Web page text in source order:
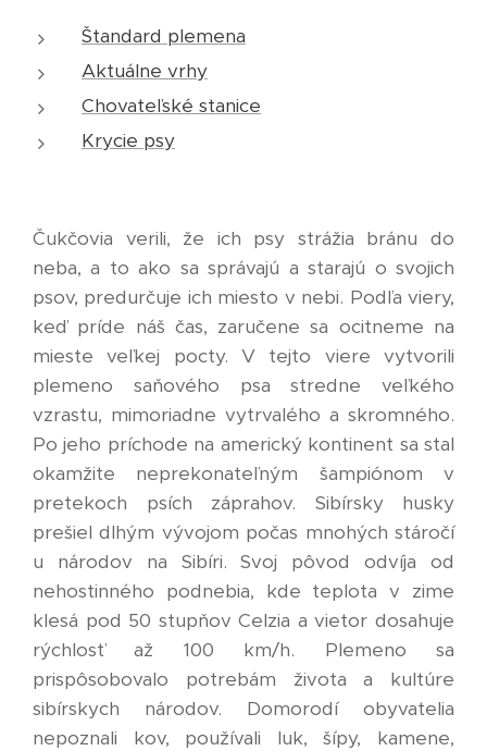
Štandard plemena
Aktuálne vrhy
Chovateľské stanice
Krycie psy
Čukčovia verili, že ich psy strážia bránu do
neba, a to ako sa správajú a starajú o svojich
psov, predurčuje ich miesto v nebi. Podľa viery,
keď príde náš čas, zaručene sa ocitneme na
mieste veľkej pocty. V tejto viere vytvorili
plemeno saňového psa stredne veľkého
vzrastu, mimoriadne vytrvalého a skromného.
Po jeho príchode na americký kontinent sa stal
okamžite neprekonateľným šampiónom v
pretekoch psích záprahov. Sibírsky husky
prešiel dlhým vývojom počas mnohých stáročí
u národov na Sibíri. Svoj pôvod odvíja od
nehostinného podnebia, kde teplota v zime
klesá pod 50 stupňov Celzia a vietor dosahuje
rýchlosť až 100 km/h. Plemeno sa
prispôsobovalo potrebám života a kultúre
sibírskych národov. Domorodí obyvatelia
nepoznali kov, používali luk, šípy, kamene,